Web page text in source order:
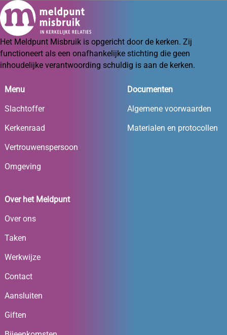
Het Meldpunt Misbruik is opgericht door de kerken. Zij
functioneert als een onafhankelijke stichting die geen
inhoudelijke verantwoording schuldig is aan de kerken.
Menu
Slachtoffer
Kerkenraad
Vertrouwenspersoon
Omgeving
Documenten
Algemene voorwaarden
Materialen en protocollen
Over het Meldpunt
Over ons
Taken
Werkwijze
Contact
Aansluiten
Giften